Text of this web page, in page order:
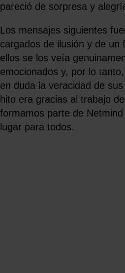
pareció de sorpresa y
Los mensajes siguientes
cargados de ilusión y de un
ellos se los veía
emocionados y, por lo
en duda la veracidad de
hito era gracias al trabajo
formamos parte de
lugar para todos.